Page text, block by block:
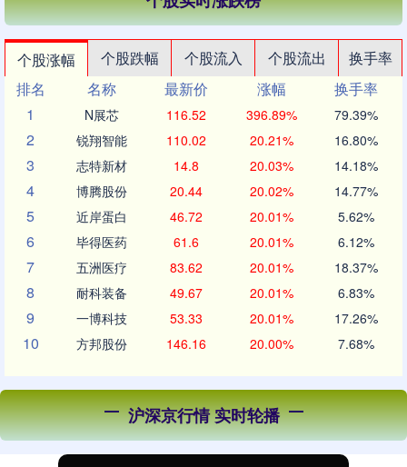
个股涨幅 个股跌幅 个股流入 个股流出
换手率
排名
名称 最新价 涨幅
换手率
1
N展芯 116.52 396.89% 79.39%
2 锐翔智能 110.02 20.21% 16.80%
3 志特新材 14.8 20.03% 14.18%
4 博腾股份 20.44 20.02% 14.77%
5 近岸蛋白 46.72 20.01% 5.62%
6 毕得医药 61.6 20.01% 6.12%
7 五洲医疗 83.62 20.01% 18.37%
8 耐科装备 49.67 20.01% 6.83%
9 一博科技 53.33 20.01% 17.26%
10 方邦股份 146.16 20.00% 7.68%
沪深京行情 实时轮播